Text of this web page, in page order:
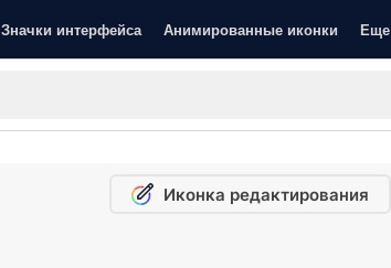
Значки интерфейса Анимированные иконки Еще
Иконка редактирования